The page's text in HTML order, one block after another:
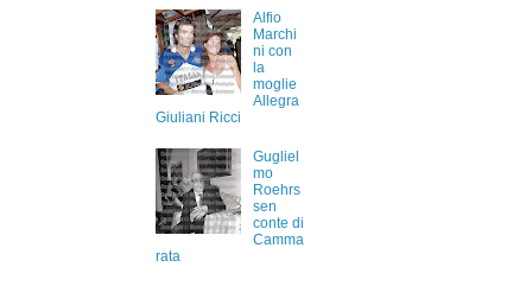
Alfio
Marchi
ni con
la
moglie
Allegra
Giuliani Ricci
Gugliel
mo
Roehrs
sen
conte di
Camma
rata